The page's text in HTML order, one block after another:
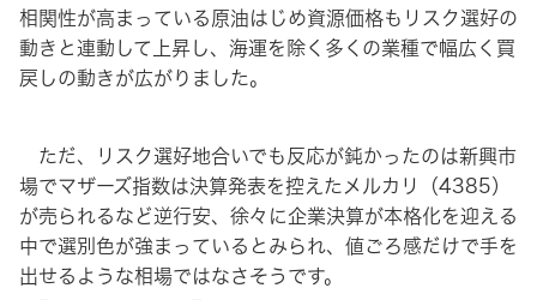
相関性が高まっている原油はじめ資源価格もリスク選好の
動きと連動して上昇し、海運を除く多くの業種で幅広く買
戻しの動きが広がりました。
ただ、リスク選好地合いでも反応が鈍かったのは新興市
場でマザーズ指数は決算発表を控えたメルカリ（4385）
が売られるなど逆行安、徐々に企業決算が本格化を迎える
中で選別色が強まっているとみられ、値ごろ感だけで手を
出せるような相場ではなさそうです。